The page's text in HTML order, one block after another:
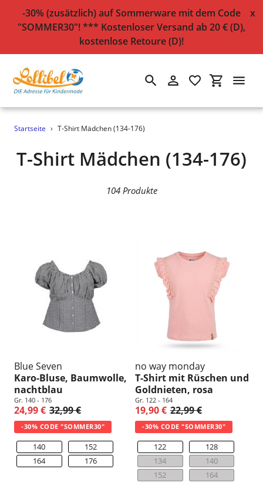
Direkt
Inhalt
-30% (zusätzlich) auf Sommerware mit dem Code
"SOMMER30"! *** Kostenloser Versand ab 20 € (D),
kostenlose Retoure (D)!
x
SuchenEinloggen
Startseite › T-Shirt Mädchen (134-176)
S
T-Shirt Mädchen (134-176)
104 Produkte
Blue Seven
Karo-Bluse, Baumwolle,
nachtblau
Gr. 140 - 176
24,99 € 32,99 €
-30% CODE "SOMMER30"
140
152
164
176
no way monday
T-Shirt mit Rüschen und
Goldnieten, rosa
Gr. 122 - 164
19,90 € 22,99 €
-30% CODE "SOMMER30"
122
128
134
140
152
164